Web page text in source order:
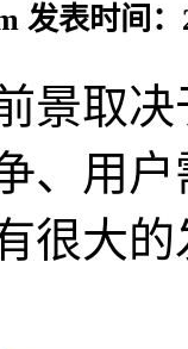
发表时间：
取决
、用
很大